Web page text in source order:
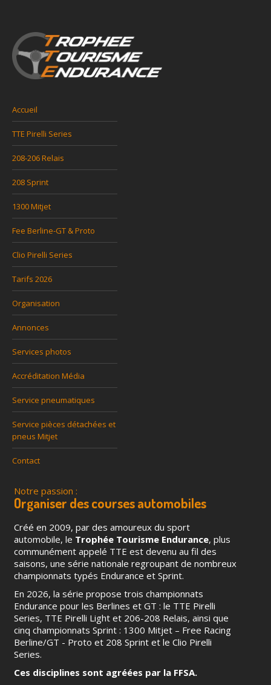
Accueil
TTE Pirelli Series
208-206 Relais
208 Sprint
1300 Mitjet
Fee Berline-GT & Proto
Clio Pirelli Series
Tarifs 2026
Organisation
Annonces
Services photos
Accréditation Média
Service pneumatiques
Service pièces détachées et
pneus Mitjet
Contact
Notre passion :
Organiser des courses automobiles
Créé en 2009, par des amoureux du sport
automobile, le Trophée Tourisme Endurance, plus
communément appelé TTE est devenu au fil des
saisons, une série nationale regroupant de nombreux
championnats typés Endurance et Sprint.
En 2026, la série propose trois championnats
Endurance pour les Berlines et GT : le TTE Pirelli
Series, TTE Pirelli Light et 206-208 Relais, ainsi que
cinq championnats Sprint : 1300 Mitjet – Free Racing
Berline/GT - Proto et 208 Sprint et le Clio Pirelli
Series.
Ces disciplines sont agréées par la FFSA.